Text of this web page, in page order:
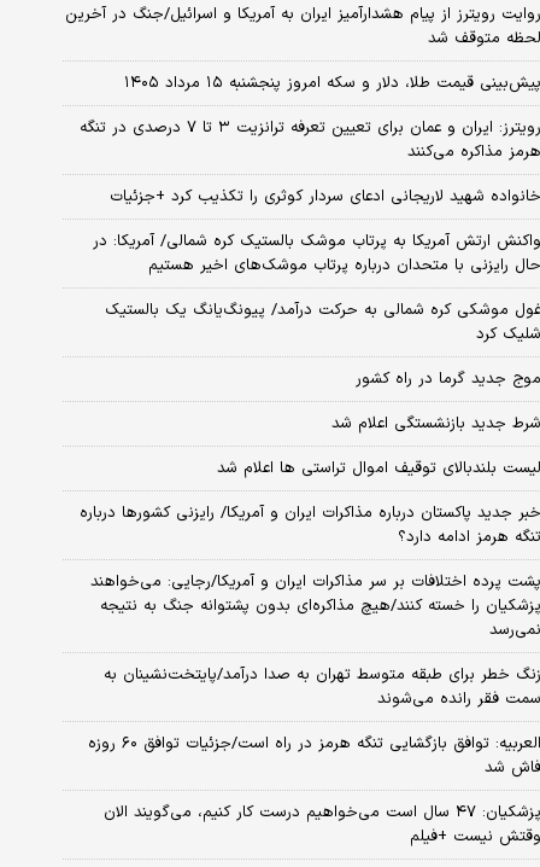
روایت رویترز از پیام هشدارآمیز ایران به آمریکا و اسرائیل/جنگ در آخرین
لحظه متوقف شد
پیش‌بینی قیمت طلا، دلار و سکه امروز پنجشنبه ۱۵ مرداد ۱۴۰۵
رویترز: ایران و عمان برای تعیین تعرفه ترانزیت ۳ تا ۷ درصدی در تنگه
هرمز مذاکره می‌کنند
خانواده شهید لاریجانی ادعای سردار کوثری را تکذیب کرد +جزئیات
واکنش ارتش آمریکا به پرتاب موشک بالستیک کره شمالی/ آمریکا: در
حال رایزنی با متحدان درباره پرتاب موشک‌های اخیر هستیم
غول موشکی کره شمالی به حرکت درآمد/ پیونگ‌یانگ یک بالستیک
شلیک کرد
موج جدید گرما در راه کشور
شرط جدید بازنشستگی اعلام شد
لیست بلندبالای توقیف اموال تراستی ها اعلام شد
خبر جدید پاکستان درباره مذاکرات ایران و آمریکا/ رایزنی کشورها درباره
تنگه هرمز ادامه دارد؟
پشت پرده اختلافات بر سر مذاکرات ایران و آمریکا/رجایی: می‌خواهند
پزشکیان را خسته کنند/هیچ مذاکره‌ای بدون پشتوانه جنگ به نتیجه
نمی‌رسد
زنگ خطر برای طبقه متوسط تهران به صدا درآمد/پایتخت‌نشینان به
سمت فقر رانده می‌شوند
العربیه: توافق بازگشایی تنگه هرمز در راه است/جزئیات توافق ۶۰ روزه
فاش شد
پزشکیان: ۴۷ سال است می‌خواهیم درست کار کنیم، می‌گویند الان
وقتش نیست +فیلم